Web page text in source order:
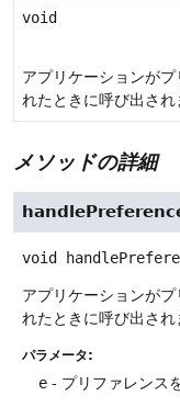
void
アプリケーションが
れたときに呼び出され
メソッドの詳細
void
アプリケーションが
れたときに呼び出され
パラメータ:
e - プリファレンス